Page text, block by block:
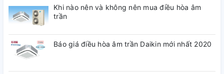
Khi nào nên và không nên mua điều hòa âm
trần
Báo giá điều hòa âm trần Daikin mới nhất 2020